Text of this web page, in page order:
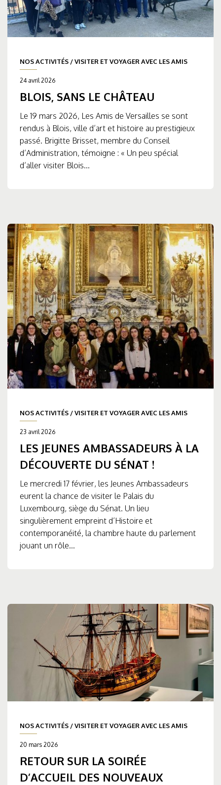
NOS ACTIVITÉS /VISITER ET VOYAGER AVEC LES AMIS
24 avril 2026
BLOIS, SANS LE CHÂTEAU
Le 19 mars 2026, Les Amis de Versailles se sont
rendus à Blois, ville d’art et histoire au prestigieux
passé. Brigitte Brisset, membre du Conseil
d’Administration, témoigne : « Un peu spécial
d’aller visiter Blois...
NOS ACTIVITÉS /VISITER ET VOYAGER AVEC LES AMIS
23 avril 2026
LES JEUNES AMBASSADEURS À LA
DÉCOUVERTE DU SÉNAT !
Le mercredi 17 février, les Jeunes Ambassadeurs
eurent la chance de visiter le Palais du
Luxembourg, siège du Sénat. Un lieu
singulièrement empreint d’Histoire et
contemporanéité, la chambre haute du parlement
jouant un rôle...
NOS ACTIVITÉS /VISITER ET VOYAGER AVEC LES AMIS
20 mars 2026
RETOUR SUR LA SOIRÉE
D’ACCUEIL DES NOUVEAUX